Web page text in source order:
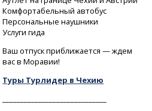
Комфортабельный автобус
Персональные наушники
Услуги гида
Ваш отпуск приближается — ждем
вас в Моравии!
Туры Турлидер в Чехию